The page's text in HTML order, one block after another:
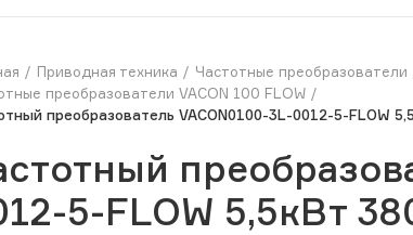
Приводная техника Частотные преобразователи
преобразователи VACON 100 FLOW
преобразователь VACON0100-3L-0012-5-FLOW
5-FLOW 5,5кВт